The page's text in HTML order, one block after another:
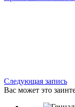
Следующая запись
Вас может это